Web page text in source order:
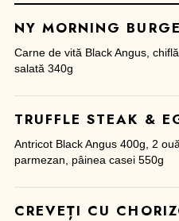
NY MORNING
Carne de vită Black Angus,
salată 340g
TRUFFLE STEAK &
Antricot Black Angus 400g, 2
parmezan, pâinea casei 550g
CREVEȚI CU